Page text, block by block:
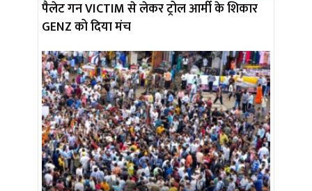
पैलेट गन VICTIM से लेकर ट्रोल आर्मी के शिकार
GENZ को दिया मंच